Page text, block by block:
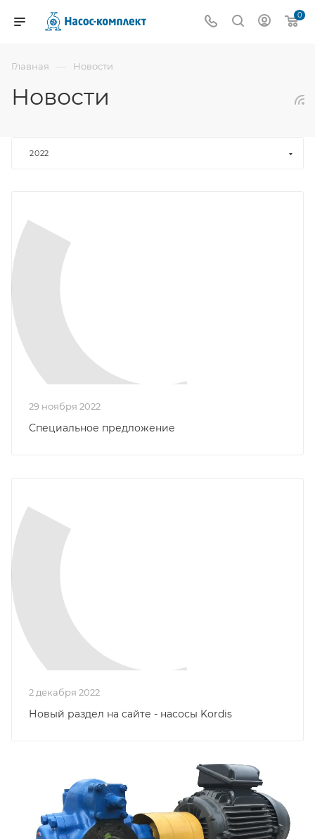
0
Главная — Новости
Новости
2022
29 ноября 2022
Специальное предложение
2 декабря 2022
Новый раздел на сайте - насосы Kordis